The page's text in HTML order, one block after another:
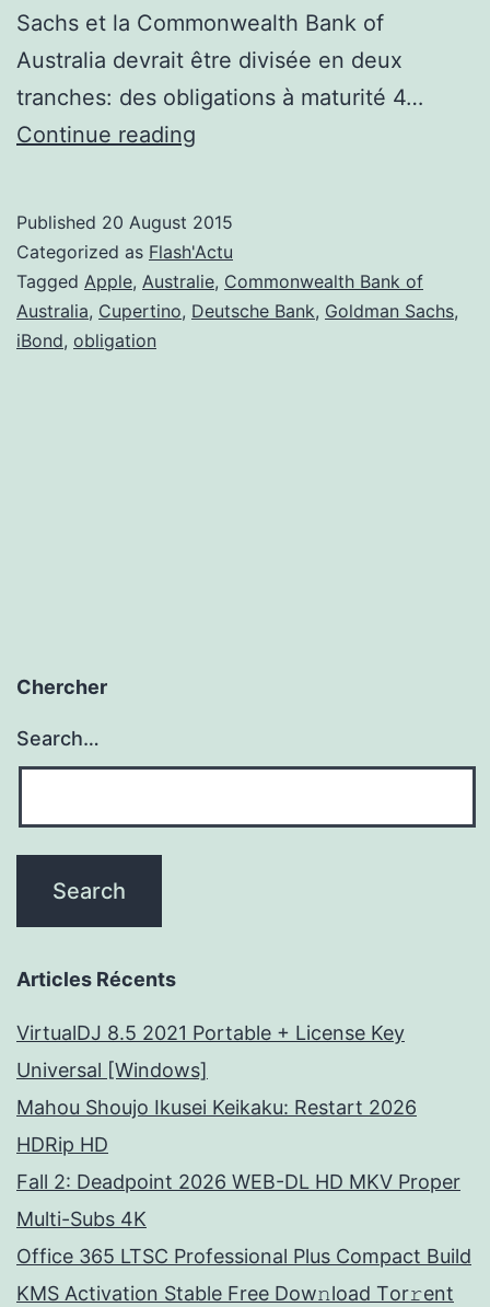
Sachs et la Commonwealth Bank of
Australia devrait être divisée en deux
tranches: des obligations à maturité 4…
Continue reading
l’assaut
de
l’Australie
Published 20 August 2015
Categorized as Flash'Actu
Tagged Apple, Australie, Commonwealth Bank of
Australia, Cupertino, Deutsche Bank, Goldman Sachs,
iBond, obligation
Chercher
Search…
Articles Récents
VirtualDJ 8.5 2021 Portable + License Key
Universal [Windows]
Mahou Shoujo Ikusei Keikaku: Restart 2026
HDRip HD
Fall 2: Deadpoint 2026 WEB-DL HD MKV Proper
Multi-Subs 4K
Office 365 LTSC Professional Plus Compact Build
KMS Activation Stable Frее Dow𝚗load Tоr𝚛ent